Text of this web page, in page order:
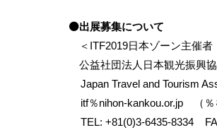
⚫出展募集について
＜ITF2019日本ゾーン主催者
公益社団法人日本観光振興
Japan Travel and Tourism
itf％nihon-kankou.or.jp （％
TEL: +81(0)3-6435-8334